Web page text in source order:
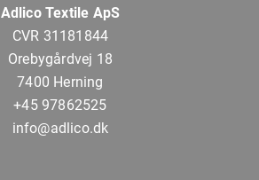
Adlico Textile ApS
CVR 31181844
Orebygårdvej 18
7400 Herning
+45 97862525
info@adlico.dk